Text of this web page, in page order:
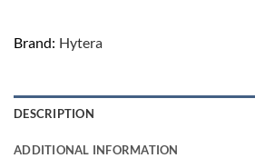
Brand: Hytera
DESCRIPTION
ADDITIONAL INFORMATION